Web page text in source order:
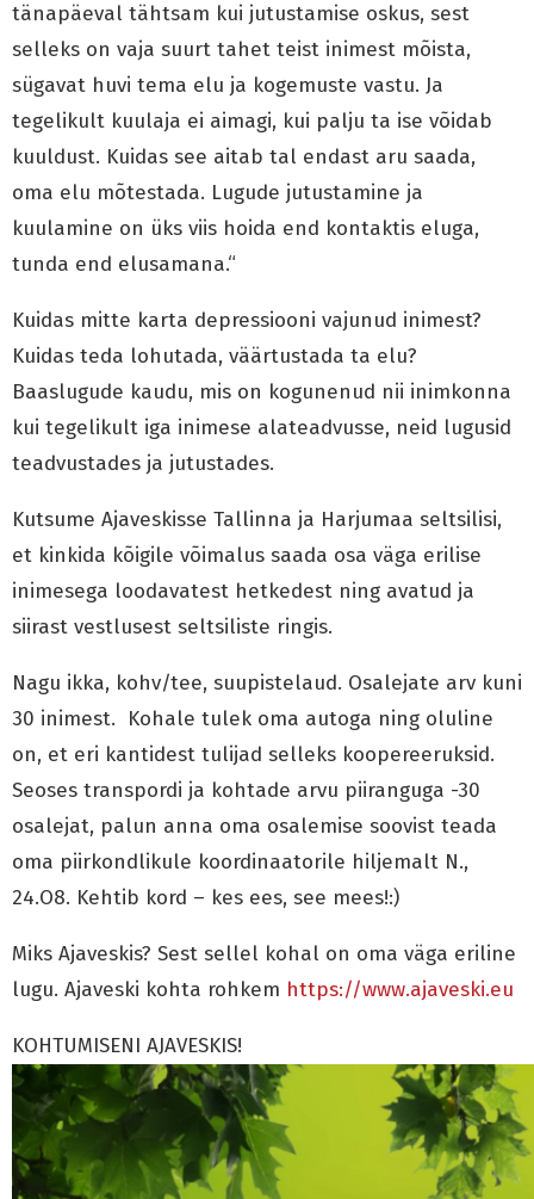
tänapäeval tähtsam kui jutustamise oskus, sest
selleks on vaja suurt tahet teist inimest mõista,
sügavat huvi tema elu ja kogemuste vastu. Ja
tegelikult kuulaja ei aimagi, kui palju ta ise võidab
kuuldust. Kuidas see aitab tal endast aru saada,
oma elu mõtestada. Lugude jutustamine ja
kuulamine on üks viis hoida end kontaktis eluga,
tunda end elusamana.“
Kuidas mitte karta depressiooni vajunud inimest?
Kuidas teda lohutada, väärtustada ta elu?
Baaslugude kaudu, mis on kogunenud nii inimkonna
kui tegelikult iga inimese alateadvusse, neid lugusid
teadvustades ja jutustades.
Kutsume Ajaveskisse Tallinna ja Harjumaa seltsilisi,
et kinkida kõigile võimalus saada osa väga erilise
inimesega loodavatest hetkedest ning avatud ja
siirast vestlusest seltsiliste ringis.
Nagu ikka, kohv/tee, suupistelaud. Osalejate arv kuni
30 inimest. Kohale tulek oma autoga ning oluline
on, et eri kantidest tulijad selleks koopereeruksid.
Seoses transpordi ja kohtade arvu piiranguga -30
osalejat, palun anna oma osalemise soovist teada
oma piirkondlikule koordinaatorile hiljemalt N.,
24.O8. Kehtib kord – kes ees, see mees!:)
Miks Ajaveskis? Sest sellel kohal on oma väga eriline
lugu. Ajaveski kohta rohkem https://www.ajaveski.eu
KOHTUMISENI AJAVESKIS!